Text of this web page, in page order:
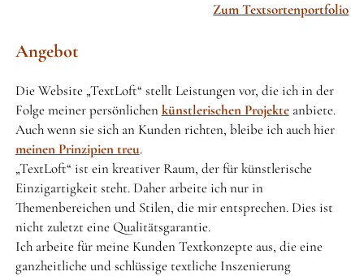
Zum Textsortenportfolio
Angebot
Die Website „TextLoft“ stellt Leistungen vor, die ich in der
Folge meiner persönlichenkünstlerischen Projekte anbiete.
Auch wenn sie sich an Kunden richten, bleibe ich auch hier
meinen Prinzipien treu.
„TextLoft“ ist ein kreativer Raum, der für künstlerische
Einzigartigkeit steht. Daher arbeite ich nur in
Themenbereichen und Stilen, die mir entsprechen. Dies ist
nicht zuletzt eine Qualitätsgarantie.
Ich arbeite für meine Kunden Textkonzepte aus, die eine
ganzheitliche und schlüssige textliche Inszenierung